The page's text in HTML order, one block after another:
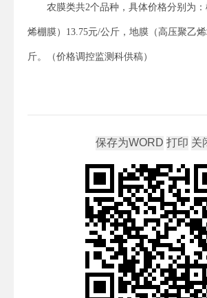
农膜类共2个品种，具体价格分别为
烯棚膜）13.75元/公斤，地膜（高压聚乙
斤。（价格调控监测科供稿）